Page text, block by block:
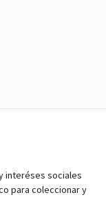
interéses sociales
para coleccionar y